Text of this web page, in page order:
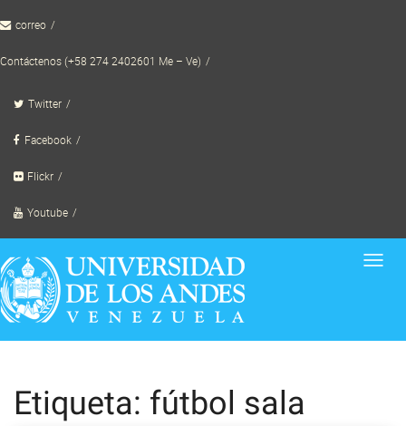
to correo
Contáctenos (+58 274 2402601 Me – Ve)
Twitter
Facebook
Flickr
Youtube
Etiqueta: fútbol sala